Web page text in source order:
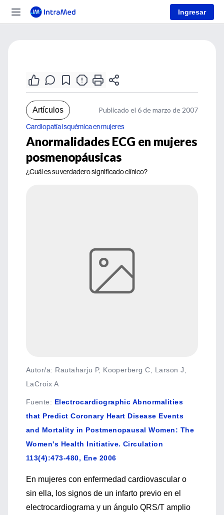
Ingresar
Artículos Publicado el 6 de marzo de 2007
Cardiopatía isquémica en mujeres
Anormalidades ECG en mujeres
posmenopáusicas
¿Cuál es su verdadero significado clínico?
Autor/a: Rautaharju P, Kooperberg C, Larson J,
LaCroix A
Fuente: Electrocardiographic Abnormalities
that Predict Coronary Heart Disease Events
and Mortality in Postmenopausal Women: The
Women's Health Initiative. Circulation
113(4):473-480, Ene 2006
En mujeres con enfermedad cardiovascular o
sin ella, los signos de un infarto previo en el
electrocardiograma y un ángulo QRS/T amplio